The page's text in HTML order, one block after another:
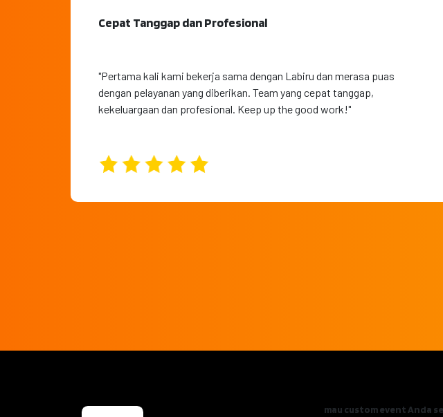
Cepat Tanggap dan Profesional
"Pertama kali kami bekerja sama dengan Labiru dan merasa puas
dengan pelayanan yang diberikan. Team yang cepat tanggap,
kekeluargaan dan profesional. Keep up the good work!"
mau custom event Anda